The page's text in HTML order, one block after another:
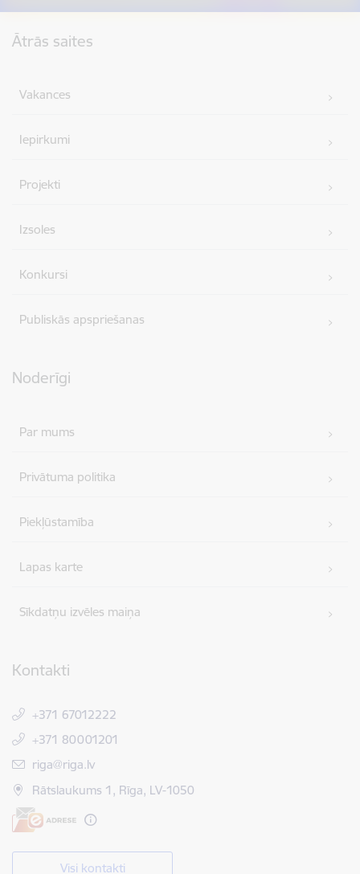
Ātrās saites
Vakances
Iepirkumi
Projekti
Izsoles
Konkursi
Publiskās apspriešanas
Noderīgi
Par mums
Privātuma politika
Piekļūstamība
Lapas karte
Sīkdatņu izvēles maiņa
Kontakti
+371 67012222
+371 80001201
E-pasts:
riga@riga.lv
Rātslaukums 1, Rīga, LV-1050
Visi kontakti